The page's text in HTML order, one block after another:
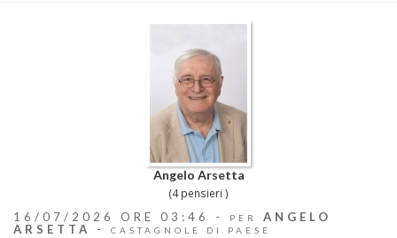
Angelo Arsetta
(4 pensieri )
16/07/2026 ORE 03:46 - PER
ANGELO
ARSETTA
- CASTAGNOLE DI PAESE